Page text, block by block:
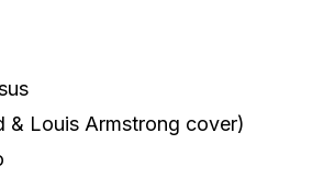
& Louis Armstrong cover)